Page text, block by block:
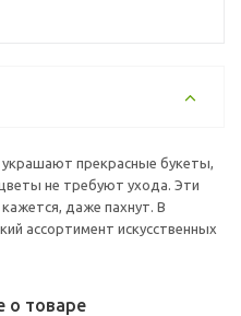
прекрасные букеты,
не требуют ухода. Эти
даже пахнут. В
ассортимент искусственных
о товаре